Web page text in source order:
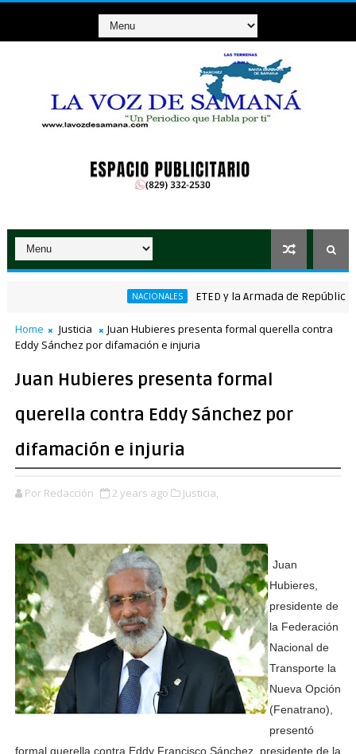
NACIONALES ETED y la Armada de República
ganador de RD$37 millones con el Loto
Home Justicia
Juan Hubieres presenta formal querella contra
Eddy Sánchez por difamación e injuria
Juan Hubieres presenta formal
querella contra Eddy Sánchez por
difamación e injuria
Por Redacción 2 years ago Justicia,
Juan
Hubieres,
presidente de
la Federación
Nacional de
Transporte la
Nueva Opción
(Fenatrano),
presentó
formal querella contra Eddy Francisco Sánchez, presidente de la